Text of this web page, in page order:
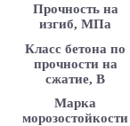
Прочность на
изгиб, МПа
Класс бетона по
прочности на
сжатие, В
Марка
морозостойкости